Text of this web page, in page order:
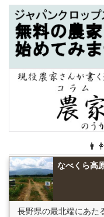
なべくら高
長野県の最北端にあた